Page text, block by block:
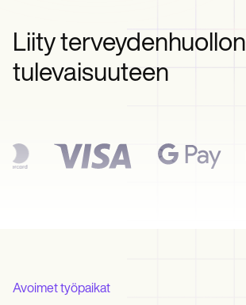
Personal trainers
Liity terveydenhuollon
tulevaisuuteen
Avoimet työpaikat